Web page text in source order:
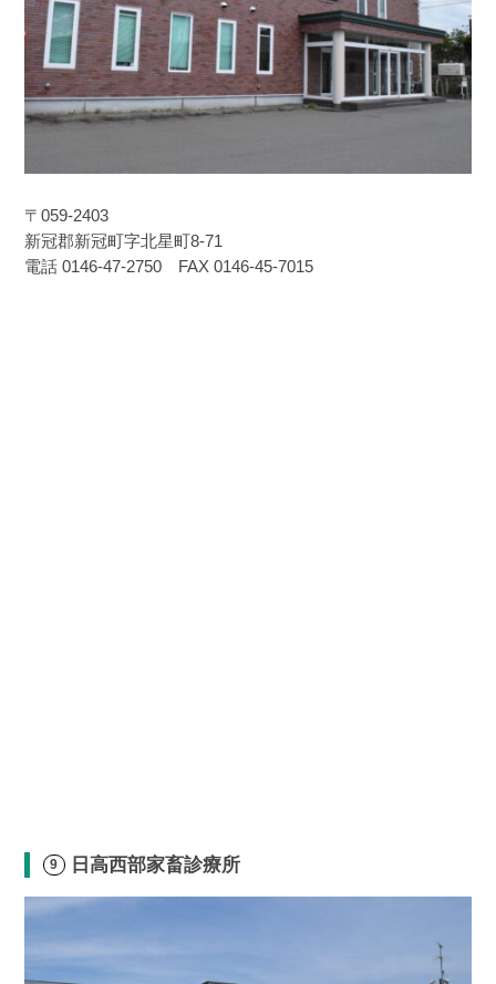
〒059-2403
新冠郡新冠町字北星町8-71
電話 0146-47-2750 FAX 0146-45-7015
日高西部家畜診療所